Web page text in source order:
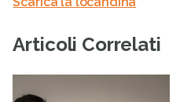
Articoli Correlati